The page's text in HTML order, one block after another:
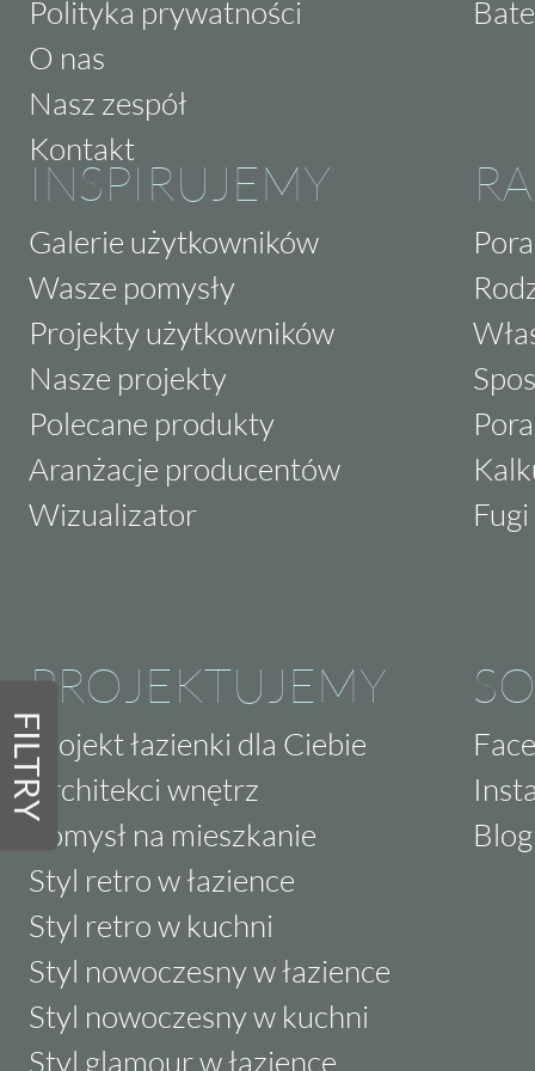
FILTRY
Wybierzhiszpańskierzemiosło, które
Twojego domu.
Polityka prywatności
O nas
Nasz zespół
Kontakt
INSPIRUJEMY
Galerie użytkowników
Wasze pomysły
Projekty użytkowników
Nasze projekty
Polecane produkty
Aranżacje producentów
Wizualizator
PROJEKTUJEMY
Projekt łazienki dla Ciebie
Architekci wnętrz
Pomysł na mieszkanie
Styl retro w łazience
Styl retro w kuchni
Styl nowoczesny w łazience
Styl nowoczesny w kuchni
Styl glamour w łazience
Blog